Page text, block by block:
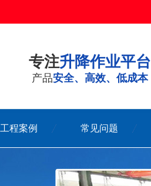
专注升降作业平台
产品安全、高效、低成本
工程案例 常见问题